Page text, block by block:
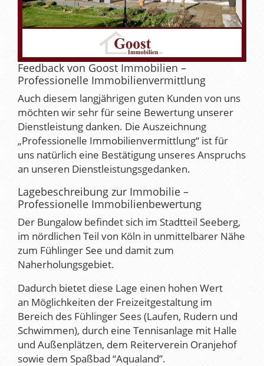
Feedback von Goost Immobilien –
Professionelle Immobilienvermittlung
Auch diesem langjährigen guten Kunden von uns
möchten wir sehr für seine Bewertung unserer
Dienstleistung danken. Die Auszeichnung
„Professionelle Immobilienvermittlung“ ist für
uns natürlich eine Bestätigung unseres Anspruchs
an unseren Dienstleistungsgedanken.
Lagebeschreibung zur Immobilie –
Professionelle Immobilienbewertung
Der Bungalow befindet sich im Stadtteil Seeberg,
im nördlichen Teil von Köln in unmittelbarer Nähe
zum Fühlinger See und damit zum
Naherholungsgebiet.
Dadurch bietet diese Lage einen hohen Wert
an Möglichkeiten der Freizeitgestaltung im
Bereich des Fühlinger Sees (Laufen, Rudern und
Schwimmen), durch eine Tennisanlage mit Halle
und Außenplätzen, dem Reiterverein Oranjehof
sowie dem Spaßbad “Aqualand”.